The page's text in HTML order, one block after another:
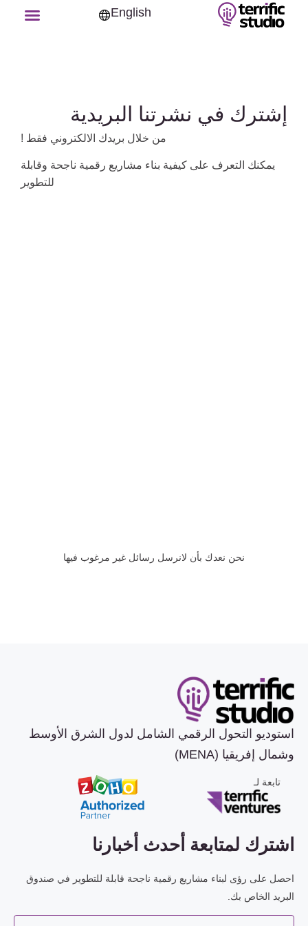
English
إشترك في نشرتنا البريدية
من خلال بريدك الالكتروني فقط !
يمكنك التعرف على كيفية بناء مشاريع رقمية ناجحة وقابلة
للتطوير
نحن نعدك بأن لانرسل رسائل غير مرغوب فيها
استوديو التحول الرقمي الشامل لدول الشرق الأوسط
وشمال إفريقيا (MENA)
تابعة لـ
اشترك لمتابعة أحدث أخبارنا
احصل على رؤى لبناء مشاريع رقمية ناجحة قابلة للتطوير في صندوق
البريد الخاص بك.